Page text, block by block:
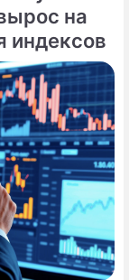
27
№ 1
на
индексов